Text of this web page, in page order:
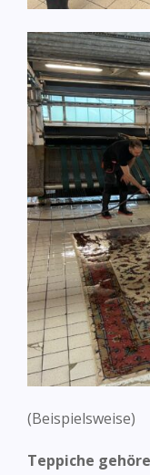
(Beispielsweise)
Teppiche